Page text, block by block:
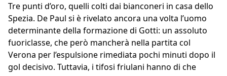
Tre punti d’oro, quelli colti dai bianconeri in casa dello
Spezia. De Paul si è rivelato ancora una volta l’uomo
determinante della formazione di Gotti: un assoluto
fuoriclasse, che però mancherà nella partita col
Verona per l’espulsione rimediata pochi minuti dopo il
gol decisivo. Tuttavia, i tifosi friulani hanno di che